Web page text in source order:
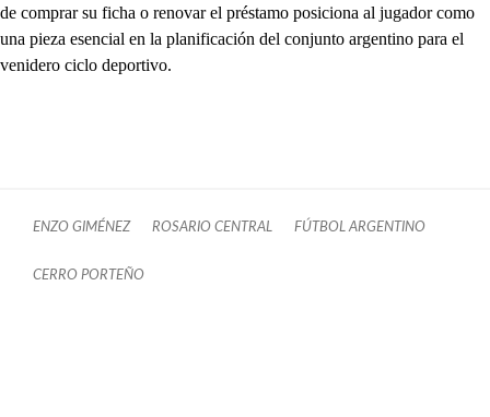
de comprar su ficha o renovar el préstamo posiciona al jugador como
una pieza esencial en la planificación del conjunto argentino para el
venidero ciclo deportivo.
ENZO GIMÉNEZ ROSARIO CENTRAL FÚTBOL ARGENTINO
CERRO PORTEÑO